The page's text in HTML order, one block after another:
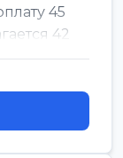
45
42